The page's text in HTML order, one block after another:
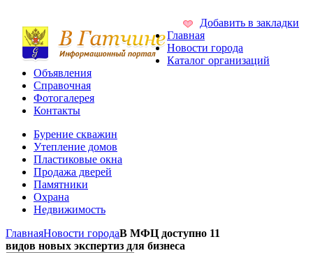
Добавить в закладки
Главная
Новости города
Каталог организаций
Объявления
Справочная
Фотогалерея
Контакты
Бурение скважин
Утепление домов
Пластиковые окна
Продажа дверей
Памятники
Охрана
Недвижимость
ГлавнаяНовости городаВ МФЦ доступно 11
видов новых экспертиз для бизнеса